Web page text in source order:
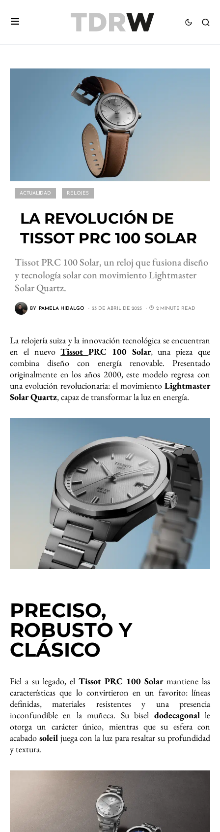
ACTUALIDAD RELOJES
LA REVOLUCIÓN DE
TISSOT PRC 100 SOLAR
Tissot PRC 100 Solar, un reloj que fusiona diseño
y tecnología solar con movimiento Lightmaster
Solar Quartz.
BY PAMELA HIDALGO 23 DE ABRIL DE 2025 2 MINUTE READ
La relojería suiza y la innovación tecnológica se encuentran
en el nuevoTissotPRC 100 Solar, una pieza que
combina diseño con energía renovable. Presentado
originalmente en los años 2000, este modelo regresa con
una evolución revolucionaria: el movimiento Lightmaster
Solar Quartz, capaz de transformar la luz en energía.
PRECISO,
ROBUSTO Y
CLÁSICO
Fiel a su legado, el Tissot PRC 100 Solarmantiene las
características que lo convirtieron en un favorito: líneas
definidas, materiales resistentes y una presencia
inconfundible en la muñeca. Su bisel dodecagonalle
otorga un carácter único, mientras que su esfera con
acabado soleiljuega con la luz para resaltar su profundidad
y textura.